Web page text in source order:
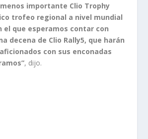
importante Clio Trophy
trofeo regional a nivel mundial
el que esperamos contar con
decena de Clio Rally5, que harán
con sus enconadas
, dijo.